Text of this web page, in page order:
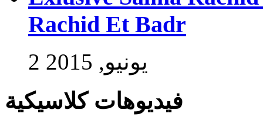
Rachid Et Badr
2 يونيو, 2015
فيديوهات كلاسيكية